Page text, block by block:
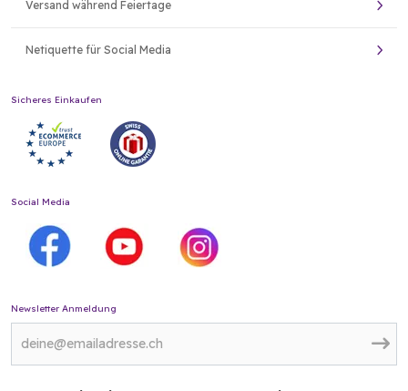
Versand während Feiertage
Netiquette für Social Media
Sicheres Einkaufen
Social Media
Newsletter Anmeldung